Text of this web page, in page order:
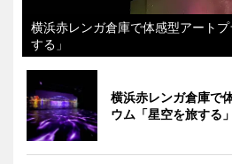
横浜赤レンガ倉庫で体感型アート
する」
横浜赤レンガ倉庫で
ウム「星空を旅する